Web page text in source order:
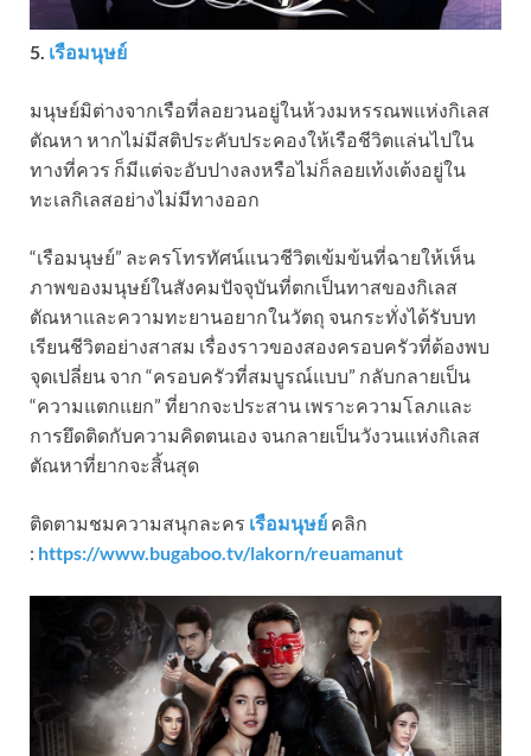
5. เรือมนุษย์
มนุษย์มิต่างจากเรือที่ลอยวนอยู่ในห้วงมหรรณพแห่งกิเลส
ตัณหา หากไม่มีสติประคับประคองให้เรือชีวิตแล่นไปใน
ทางที่ควร ก็มีแต่จะอับปางลงหรือไม่ก็ลอยเท้งเต้งอยู่ใน
ทะเลกิเลสอย่างไม่มีทางออก
“เรือมนุษย์” ละครโทรทัศน์แนวชีวิตเข้มข้นที่ฉายให้เห็น
ภาพของมนุษย์ในสังคมปัจจุบันที่ตกเป็นทาสของกิเลส
ตัณหาและความทะยานอยากในวัตถุ จนกระทั่งได้รับบท
เรียนชีวิตอย่างสาสม เรื่องราวของสองครอบครัวที่ต้องพบ
จุดเปลี่ยน จาก “ครอบครัวที่สมบูรณ์แบบ” กลับกลายเป็น
“ความแตกแยก” ที่ยากจะประสาน เพราะความโลภและ
การยึดติดกับความคิดตนเอง จนกลายเป็นวังวนแห่งกิเลส
ตัณหาที่ยากจะสิ้นสุด
ติดตามชมความสนุกละคร เรือมนุษย์ คลิก
: https://www.bugaboo.tv/lakorn/reuamanut